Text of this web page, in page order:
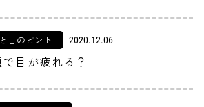
目のピント 2020.12.06
目が疲れる？